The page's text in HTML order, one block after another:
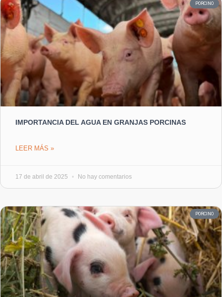
PORCINO
IMPORTANCIA DEL AGUA EN GRANJAS PORCINAS
LEER MÁS »
17 de abril de 2025 No hay comentarios
PORCINO